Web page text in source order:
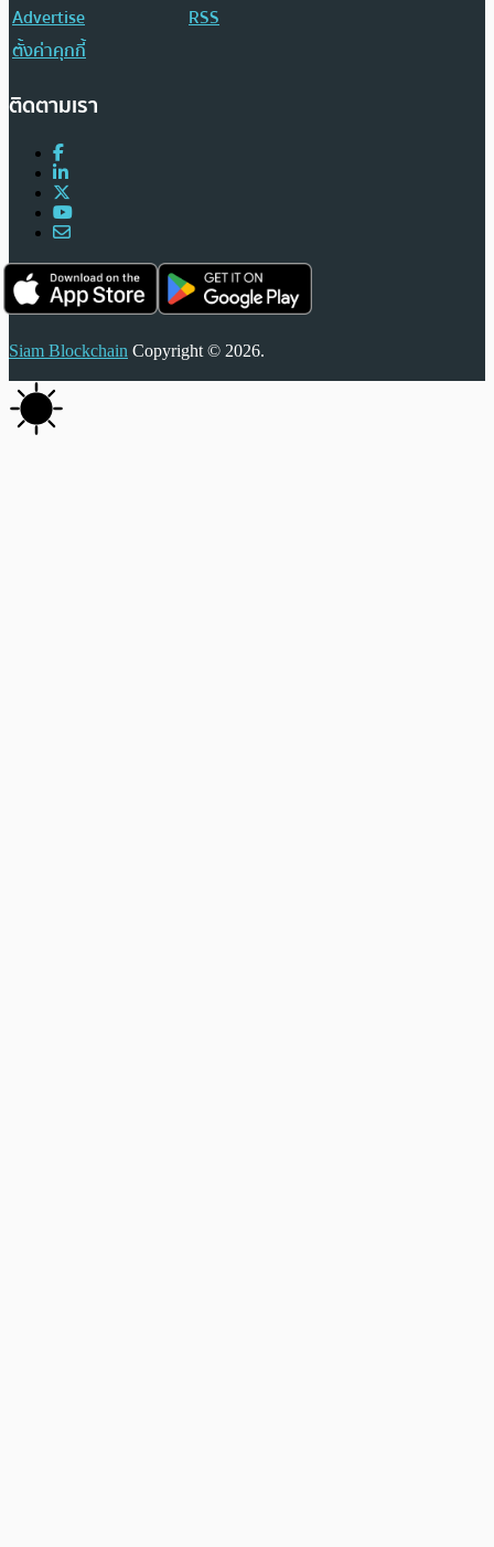
Advertise
RSS
ตั้งค่าคุกกี้
ติดตามเรา
Siam Blockchain Copyright © 2026.